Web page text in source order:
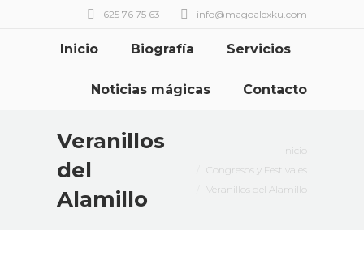
625 76 75 63 info@magoalexku.com
Inicio Biografía Servicios
Noticias mágicas Contacto
Veranillos
del
Alamillo
Inicio
Congresos y Festivales
Veranillos del Alamillo